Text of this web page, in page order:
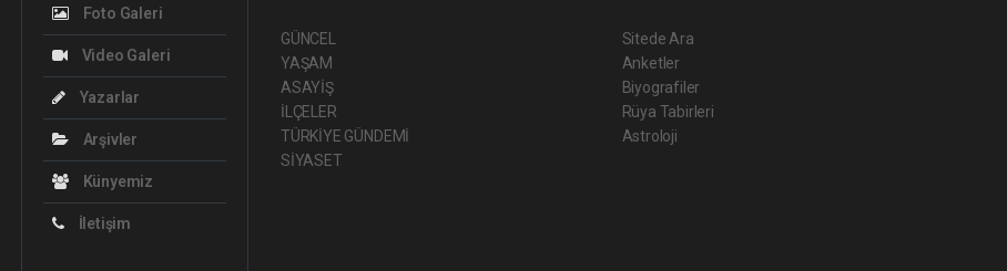
Foto Galeri
Video Galeri
Yazarlar
Arşivler
Künyemiz
İletişim
GÜNCEL
YAŞAM
ASAYİŞ
İLÇELER
TÜRKİYE GÜNDEMİ
SİYASET
Sitede Ara
Anketler
Biyografiler
Rüya Tabirleri
Astroloji